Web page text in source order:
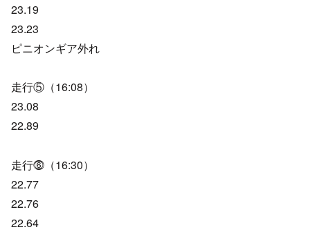
23.19
23.23
ピニオンギア外れ
走行⑤（16:08）
23.08
22.89
走行⓺（16:30）
22.77
22.76
22.64